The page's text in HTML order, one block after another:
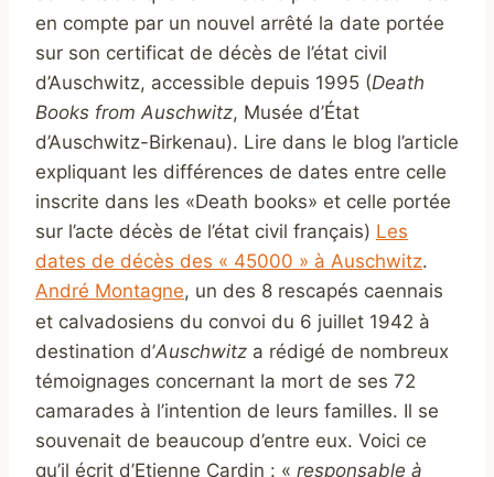
en compte par un nouvel arrêté la date portée
sur son certificat de décès de l’état civil
d’Auschwitz, accessible depuis 1995 (Death
Books from Auschwitz, Musée d’État
d’Auschwitz-Birkenau). Lire dans le blog l’article
expliquant les différences de dates entre celle
inscrite dans les «Death books» et celle portée
sur l’acte décès de l’état civil français) Les
dates de décès des « 45000 » à Auschwitz.
André Montagne, un des 8 rescapés caennais
et calvadosiens du convoi du 6 juillet 1942 à
destination d’Auschwitz a rédigé de nombreux
témoignages concernant la mort de ses 72
camarades à l’intention de leurs familles. Il se
souvenait de beaucoup d’entre eux. Voici ce
qu’il écrit d’Etienne Cardin : « responsable à